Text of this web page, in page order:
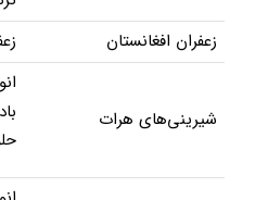
زعفران افغانستان
شیرینی‌های هرات